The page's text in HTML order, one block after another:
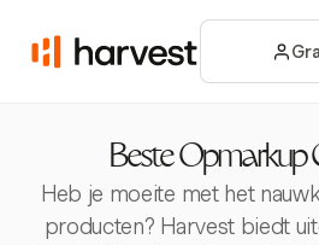
Beste Opmarkup
Heb je moeite met het
producten? Harvest biedt